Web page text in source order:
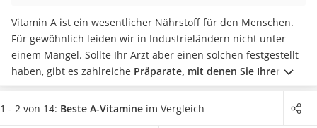
Reisehaartrockner
Eiweißpulver
Magnesiumpräparat
Katzenklappe
Nackenmassagegerät
Zeckenschutz Katze
Vitamin A ist ein wesentlicher Nährstoff für den Menschen.
Für gewöhnlich leiden wir in Industrieländern nicht unter
einem Mangel. Sollte Ihr Arzt aber einen solchen festgestellt
haben, gibt es zahlreiche Präparate, mit denen Sie Ihren
Vitaminhaushalt wieder ins Gleichgewicht bringen können.
Um nicht an die Mahlzeiten gebunden zu sein,
1 - 2 von 14: Beste A-Vitamine im Vergleich